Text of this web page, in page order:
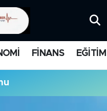
FİNANS EĞİTİM